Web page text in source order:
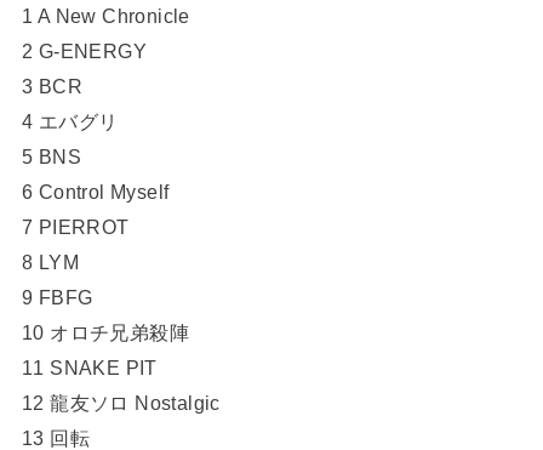
1 A New Chronicle
2 G-ENERGY
3 BCR
4 エバグリ
5 BNS
6 Control Myself
7 PIERROT
8 LYM
9 FBFG
10 オロチ兄弟殺陣
11 SNAKE PIT
12 龍友ソロ Nostalgic
13 回転